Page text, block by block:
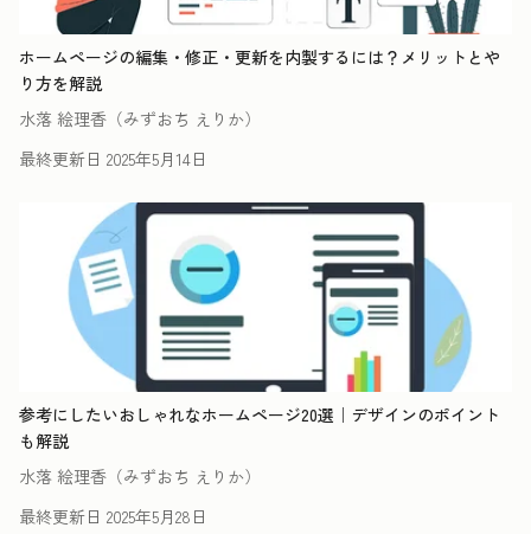
ホームページの編集・修正・更新を内製するには？メリットとや
り方を解説
水落 絵理香（みずおち えりか）
最終更新日 2025年5月14日
参考にしたいおしゃれなホームページ20選｜デザインのポイント
も解説
水落 絵理香（みずおち えりか）
最終更新日 2025年5月28日